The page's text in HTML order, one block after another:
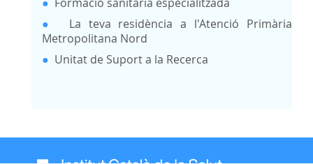
●
La teva residència a l'Atenció Primària
Metropolitana Nord
● Unitat de Suport a la Recerca